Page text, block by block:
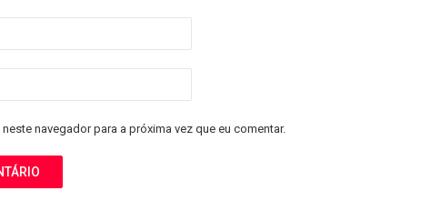
navegador para a próxima vez que eu comentar.